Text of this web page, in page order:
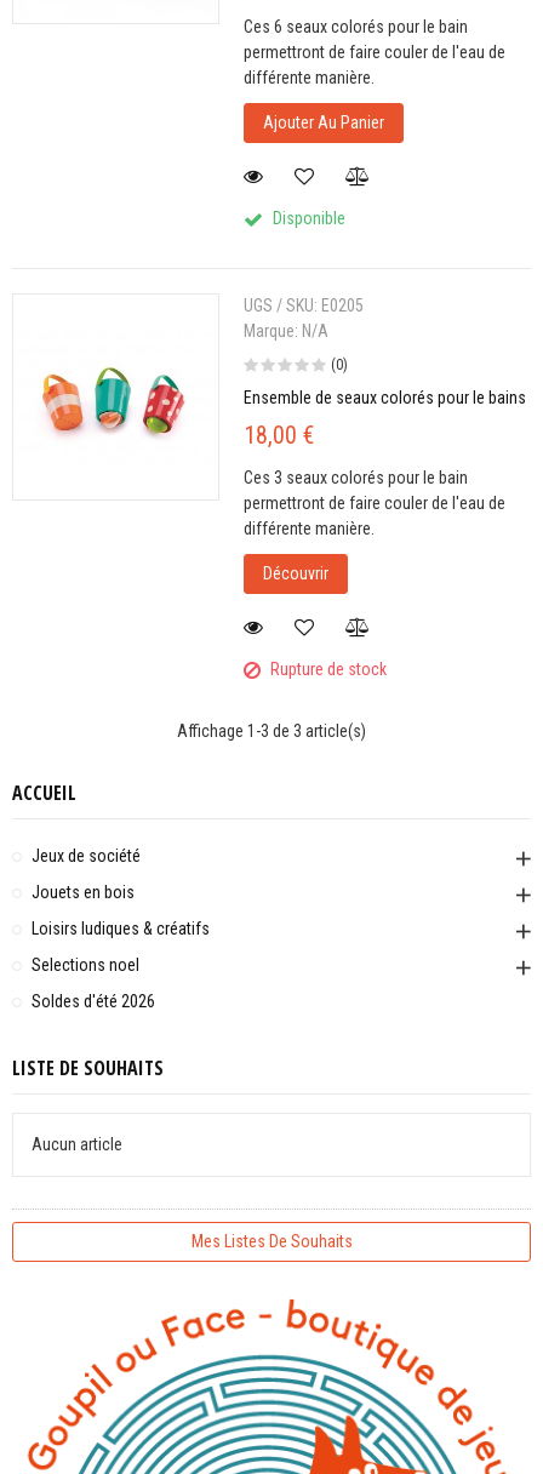
Ces 6 seaux colorés pour le bain
permettront de faire couler de l'eau de
différente manière.
Ajouter Au Panier
Disponible
UGS / SKU: E0205
Marque: N/A
(0)
Ensemble de seaux colorés pour le bains
18,00 €
Ces 3 seaux colorés pour le bain
permettront de faire couler de l'eau de
différente manière.
Découvrir
Rupture de stock
Affichage 1-3 de 3 article(s)
ACCUEIL
Jeux de société
Jouets en bois
Loisirs ludiques & créatifs
Selections noel
Soldes d'été 2026
LISTE DE SOUHAITS
Aucun article
Mes Listes De Souhaits